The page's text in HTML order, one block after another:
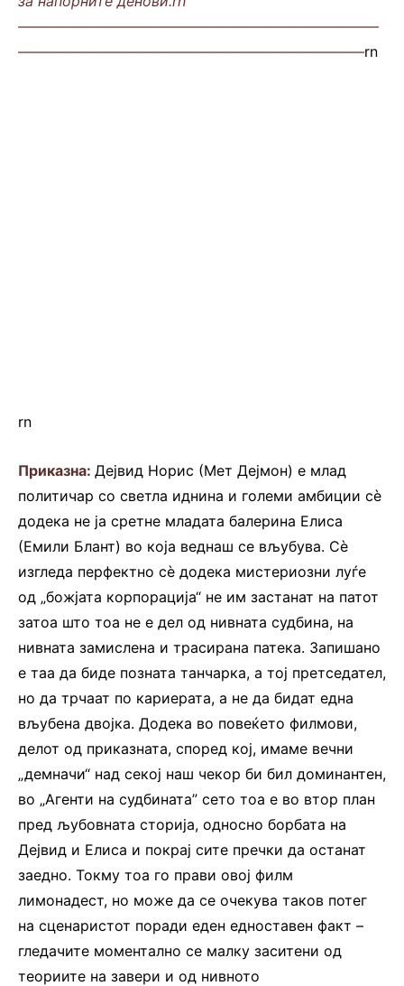
—————————————————————————
————————————————————————rn
rn
Приказна: Дејвид Норис (Мет Дејмон) е млад
политичар со светла иднина и големи амбиции сè
додека не ја сретне младата балерина Елиса
(Емили Блант) во која веднаш се вљубува. Сè
изгледа перфектно сè додека мистериозни луѓе
од „божјата корпорација“ не им застанат на патот
затоа што тоа не е дел од нивната судбина, на
нивната замислена и трасирана патека. Запишано
е таа да биде позната танчарка, а тој претседател,
но да трчаат по кариерата, а не да бидат една
вљубена двојка. Додека во повеќето филмови,
делот од приказната, според кој, имаме вечни
„демначи“ над секој наш чекор би бил доминантен,
во „Агенти на судбината” сето тоа е во втор план
пред љубовната сторија, односно борбата на
Дејвид и Елиса и покрај сите пречки да останат
заедно. Токму тоа го прави овој филм
лимонадест, но може да се очекува таков потег
на сценаристот поради еден едноставен факт –
гледачите моментално се малку заситени од
теориите на завери и од нивното